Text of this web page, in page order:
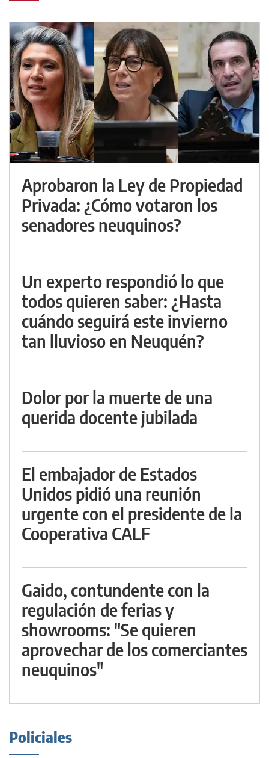
Aprobaron la Ley de Propiedad
Privada: ¿Cómo votaron los
senadores neuquinos?
Un experto respondió lo que
todos quieren saber: ¿Hasta
cuándo seguirá este invierno
tan lluvioso en Neuquén?
Dolor por la muerte de una
querida docente jubilada
El embajador de Estados
Unidos pidió una reunión
urgente con el presidente de la
Cooperativa CALF
Gaido, contundente con la
regulación de ferias y
showrooms: "Se quieren
aprovechar de los comerciantes
neuquinos"
Policiales